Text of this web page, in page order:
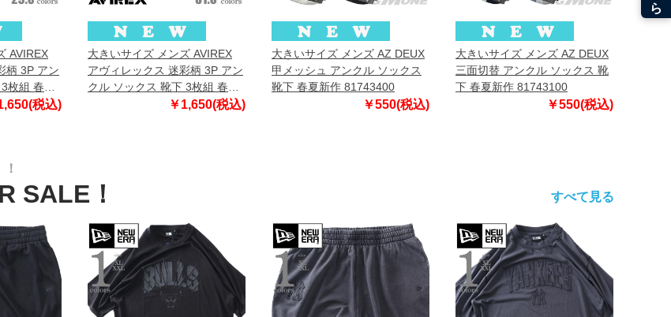
AVIREX
柄 3P アン
枚組 春夏
税込)
大きいサイズ メンズ AVIREX
アヴィレックス 迷彩柄 3P アン
クル ソックス 靴下 3枚組 春夏
￥1,650(税込)
大きいサイズ メンズ AZ DEUX
甲メッシュ アンクル ソックス
靴下 春夏新作 81743400
￥550(税込)
大きいサイズ メンズ AZ DEUX
三面切替 アンクル ソックス 靴
下 春夏新作 81743100
￥550(税込)
SALE！ すべて見る